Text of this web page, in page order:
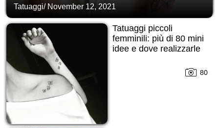
Tatuaggi/ November 12, 2021
Tatuaggi piccoli
femminili: più di 80 mini
idee e dove realizzarle
80